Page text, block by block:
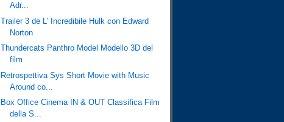
Adr...
Trailer 3 de L' Incredibile Hulk con Edward
Norton
Thundercats Panthro Model Modello 3D del
film
Retrospettiva Sys Short Movie with Music
Around co...
Box Office Cinema IN & OUT Classifica Film
della S...